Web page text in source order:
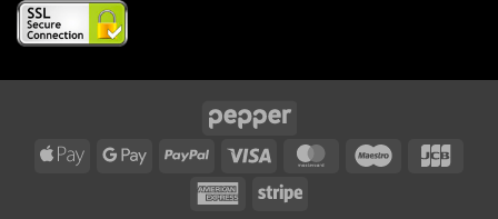
Apple
Google
PayPal Visa MasterCardMaestro
AmericanStripe